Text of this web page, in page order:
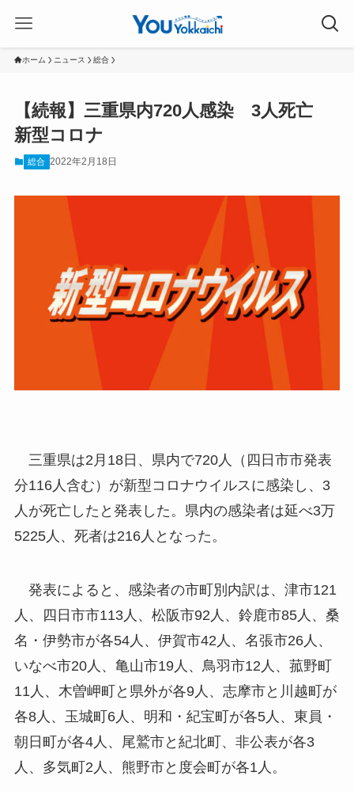
ホーム ニュース 総合
【続報】三重県内720人感染 3人死亡
新型コロナ
総合 2022年2月18日
三重県は2月18日、県内で720人（四日市市発表
分116人含む）が新型コロナウイルスに感染し、3
人が死亡したと発表した。県内の感染者は延べ3万
5225人、死者は216人となった。
発表によると、感染者の市町別内訳は、津市121
人、四日市市113人、松阪市92人、鈴鹿市85人、桑
名・伊勢市が各54人、伊賀市42人、名張市26人、
いなべ市20人、亀山市19人、鳥羽市12人、菰野町
11人、木曽岬町と県外が各9人、志摩市と川越町が
各8人、玉城町6人、明和・紀宝町が各5人、東員・
朝日町が各4人、尾鷲市と紀北町、非公表が各3
人、多気町2人、熊野市と度会町が各1人。